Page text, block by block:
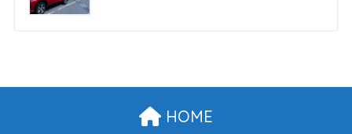
HOME